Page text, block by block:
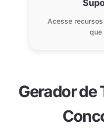
Acesse
que
Gerador de